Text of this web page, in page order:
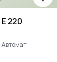
E 220
Автомат